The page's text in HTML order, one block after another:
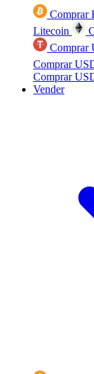
Comprar
Litecoin
Comprar
Comprar
Comprar
Vender